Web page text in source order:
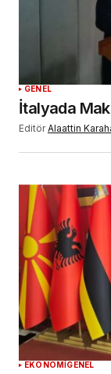
GENEL
İtalyada
Editör Alaattin
EKONOMİGENEL